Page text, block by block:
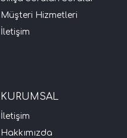
Müşteri Hizmetleri
İletişim
KURUMSAL
İletişim
Hakkımızda